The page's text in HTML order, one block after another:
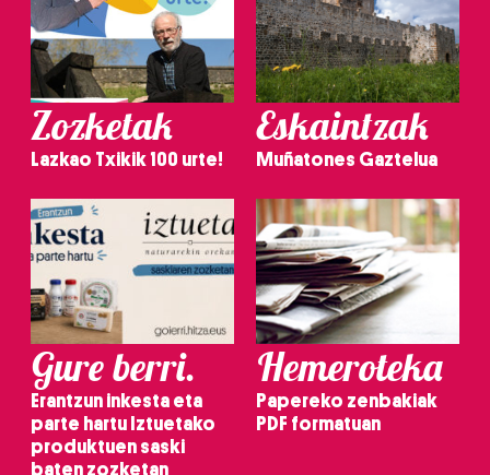
Zozketak
Lazkao Txikik 100 urte!
Eskaintzak
Muñatones Gaztelua
Gure berri.
Erantzun inkesta eta
parte hartu Iztuetako
produktuen saski
baten zozketan
Hemeroteka
Papereko zenbakiak
PDF formatuan